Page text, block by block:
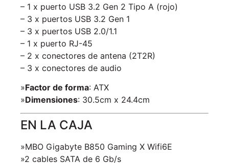
– 1 x puerto USB 3.2 Gen 2 Tipo A (rojo)
– 3 x puertos USB 3.2 Gen 1
– 3 x puertos USB 2.0/1.1
– 1 x puerto RJ-45
– 2 x conectores de antena (2T2R)
– 3 x conectores de audio
»Factor de forma: ATX
»Dimensiones: 30.5cm x 24.4cm
EN LA CAJA
»MBO Gigabyte B850 Gaming X Wifi6E
»2 cables SATA de 6 Gb/s